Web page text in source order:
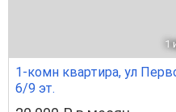
1
1-комн квартира, ул
6/9 эт.